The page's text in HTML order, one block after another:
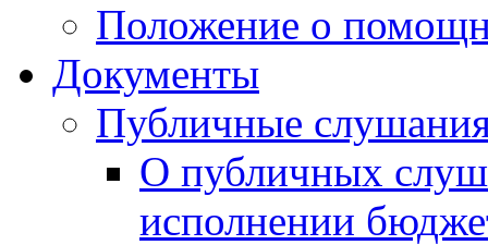
Положение о
Документы
Публичные
О публичных
исполнении